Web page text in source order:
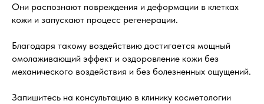
Они распознают повреждения и деформации в клетках
кожи и запускают процесс регенерации.
Благодаря такому воздействию достигается мощный
омолаживающий эффект и оздоровление кожи без
механического воздействия и без болезненных ощущений.
Запишитесь на консультацию в клинику косметологии